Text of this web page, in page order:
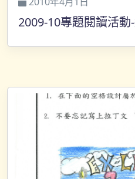
2009-10專題閱讀活動